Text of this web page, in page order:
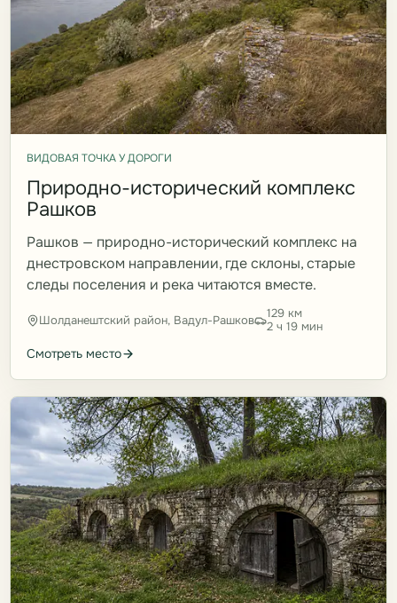
ВИДОВАЯ ТОЧКА У ДОРОГИ
Природно-исторический комплекс
Рашков
Рашков — природно-исторический комплекс на
днестровском направлении, где склоны, старые
следы поселения и река читаются вместе.
Шолданештский район, Вадул-Рашков
129 км
2 ч 19 мин
Смотреть место